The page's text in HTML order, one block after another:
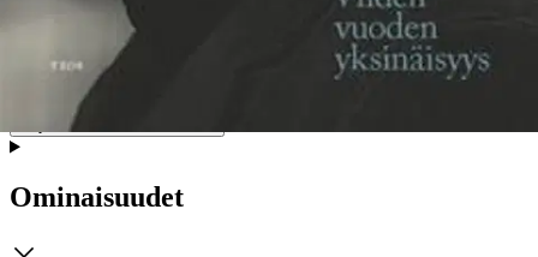
henkilökuvaa. Tiukasta talousmiehestä paljastuu maailmaa lämmöllä
ja kunnioittaen tarkasteleva ihminen. Kirja huokuu suomalaista
oikeudenmukaisuutta: jos tekisimme niin kuin oikein on, maailma ei
olisi kovempi vaan kohtuullisempi paikka elää.
Näytä lisää
Ominaisuudet